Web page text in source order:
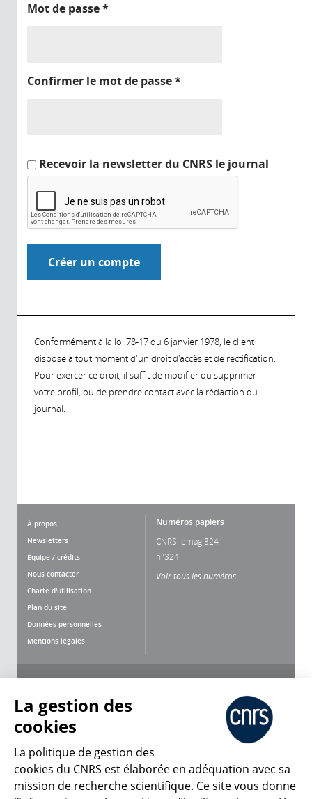
Mot de passe*
Confirmer le mot de passe*
Recevoir la newsletter du CNRS le journal
Conformément à la loi 78-17 du 6 janvier 1978, le client
dispose à tout moment d'un droit d'accès et de rectification.
Pour exercer ce droit, il suffit de modifier ou supprimer
votre profil, ou de prendre contact avec la rédaction du
journal.
À propos
Newsletters
Équipe / crédits
Nous contacter
Charte d'utilisation
Plan du site
Données personnelles
Mentions légales
Numéros papiers
CNRS lemag 324
n°324
Voir tous les numéros
CNRS Le Mag
La gestion des
cookies
La politique de gestion des
cookies du CNRS est élaborée en adéquation avec sa
mission de recherche scientifique. Ce site vous donne